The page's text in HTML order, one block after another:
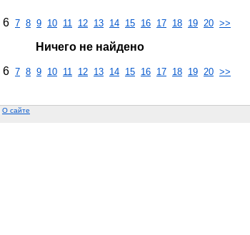
6 7 8 9 10 11 12 13 14 15 16 17 18 19 20 >>
Ничего не найдено
6 7 8 9 10 11 12 13 14 15 16 17 18 19 20 >>
О сайте